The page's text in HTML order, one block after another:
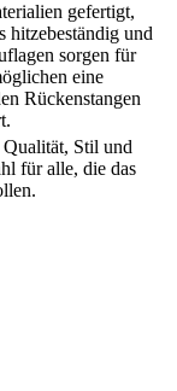
gefertigt,
hitzebeständig und
sorgen für
eine
Rückenstangen
Stil und
für alle, die das